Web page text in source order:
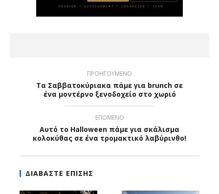
ΠΡΟΗΓΟΥΜΕΝΟ
Τα Σαββατοκύριακα πάμε για brunch σε
ένα μοντέρνο ξενοδοχείο στο χωριό
ΕΠΟΜΕΝΟ
Αυτό το Halloween πάμε για σκάλισμα
κολοκύθας σε ένα τρομακτικό λαβύρινθο!
ΔΙΑΒΑΣΤΕ ΕΠΙΣΗΣ